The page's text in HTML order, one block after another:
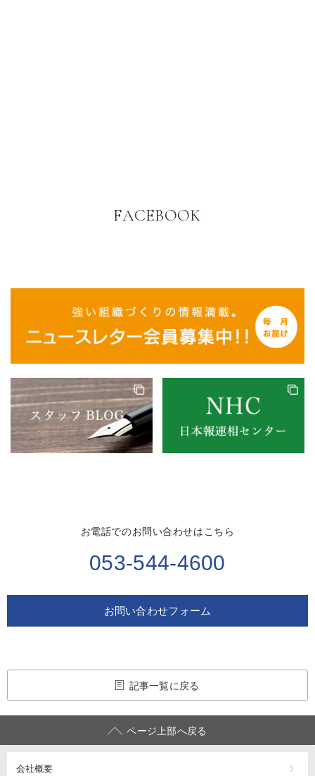
FACEBOOK
お電話でのお問い合わせはこちら
053-544-4600
お問い合わせフォーム
記事一覧に戻る
ページ上部へ戻る
会社概要